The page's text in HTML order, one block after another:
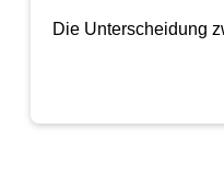
Die Unterscheidung